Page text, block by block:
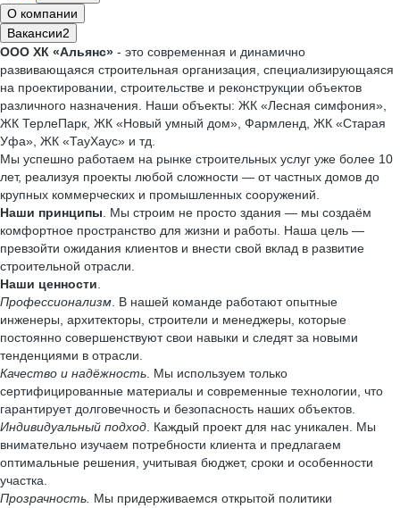
О компании
Вакансии2
ООО ХК «Альянс» - это современная и динамично
развивающаяся строительная организация, специализирующаяся
на проектировании, строительстве и реконструкции объектов
различного назначения. Наши объекты: ЖК «Лесная симфония»,
ЖК ТерлеПарк, ЖК «Новый умный дом», Фармленд, ЖК «Старая
Уфа», ЖК «ТауХаус» и тд.
Мы успешно работаем на рынке строительных услуг уже более 10
лет, реализуя проекты любой сложности — от частных домов до
крупных коммерческих и промышленных сооружений.
Наши принципы . Мы строим не просто здания — мы создаём
комфортное пространство для жизни и работы. Наша цель —
превзойти ожидания клиентов и внести свой вклад в развитие
строительной отрасли.
Наши ценности
Профессионализм . В нашей команде работают опытные
инженеры, архитекторы, строители и менеджеры, которые
постоянно совершенствуют свои навыки и следят за новыми
тенденциями в отрасли.
Качество и надёжность . Мы используем только
сертифицированные материалы и современные технологии, что
гарантирует долговечность и безопасность наших объектов.
Индивидуальный подход . Каждый проект для нас уникален. Мы
внимательно изучаем потребности клиента и предлагаем
оптимальные решения, учитывая бюджет, сроки и особенности
участка.
Прозрачность. Мы придерживаемся открытой политики